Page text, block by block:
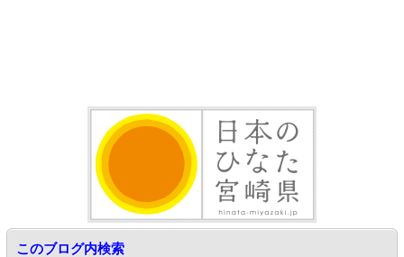
このブログ内検索